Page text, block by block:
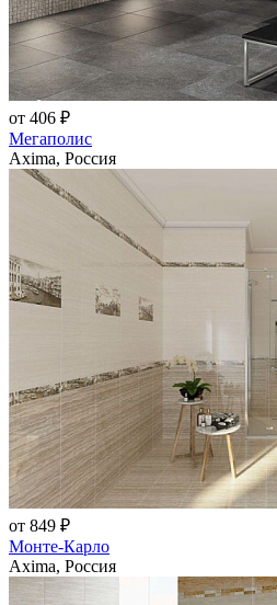
от 406 ₽
Мегаполис
Axima, Россия
от 849 ₽
Монте-Карло
Axima, Россия